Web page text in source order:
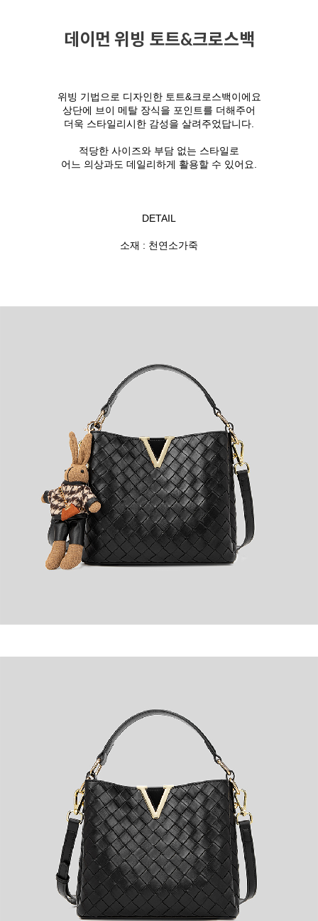
데이먼 위빙 토트&크로스백
위빙 기법으로 디자인한 토트&크로스백이에요
상단에 브이 메탈 장식을 포인트를 더해주어
더욱 스타일리시한 감성을 살려주었답니다.
적당한 사이즈와 부담 없는 스타일로
어느 의상과도 데일리하게 활용할 수 있어요.
DETAIL
소재 : 천연소가죽